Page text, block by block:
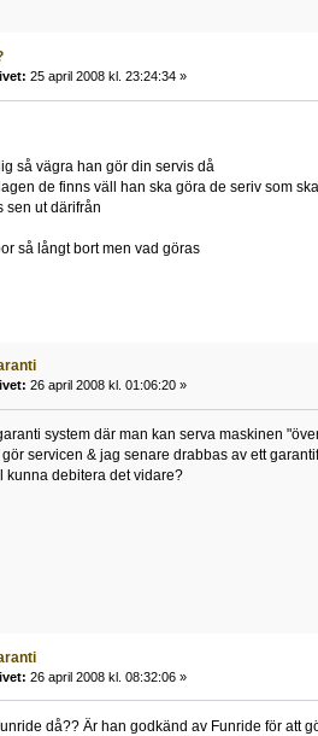
25 april 2008 kl. 23:24:34 »
så vägra han gör din servis då
de finns väll han ska göra de seriv som
sen ut därifrån
så långt bort men vad göras
26 april 2008 kl. 01:06:20 »
system där man kan serva maskinen
servicen & jag senare drabbas av ett
kunna debitera det vidare?
26 april 2008 kl. 08:32:06 »
då?? Är han godkänd av Funride för att